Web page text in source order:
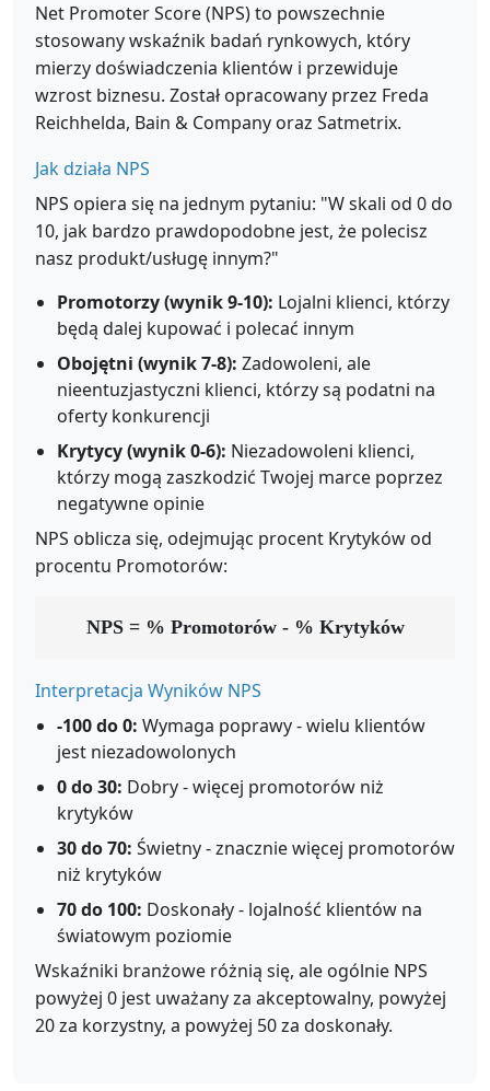
Net Promoter Score (NPS) to powszechnie
stosowany wskaźnik badań rynkowych, który
mierzy doświadczenia klientów i przewiduje
wzrost biznesu. Został opracowany przez Freda
Reichhelda, Bain & Company oraz Satmetrix.
Jak działa NPS
NPS opiera się na jednym pytaniu: "W skali od 0 do
10, jak bardzo prawdopodobne jest, że polecisz
nasz produkt/usługę innym?"
Promotorzy (wynik 9-10): Lojalni klienci, którzy
będą dalej kupować i polecać innym
Obojętni (wynik 7-8): Zadowoleni, ale
nieentuzjastyczni klienci, którzy są podatni na
oferty konkurencji
Krytycy (wynik 0-6): Niezadowoleni klienci,
którzy mogą zaszkodzić Twojej marce poprzez
negatywne opinie
NPS oblicza się, odejmując procent Krytyków od
procentu Promotorów:
NPS = % Promotorów - % Krytyków
Interpretacja Wyników NPS
-100 do 0: Wymaga poprawy - wielu klientów
jest niezadowolonych
0 do 30: Dobry - więcej promotorów niż
krytyków
30 do 70: Świetny - znacznie więcej promotorów
niż krytyków
70 do 100: Doskonały - lojalność klientów na
światowym poziomie
Wskaźniki branżowe różnią się, ale ogólnie NPS
powyżej 0 jest uważany za akceptowalny, powyżej
20 za korzystny, a powyżej 50 za doskonały.